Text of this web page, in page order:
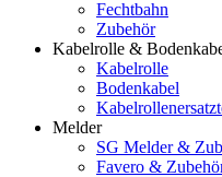
Fechtbahn
Zubehör
Kabelrolle &
Kabelrolle
Bodenkabel
Melder
SG Melder &
Favero &